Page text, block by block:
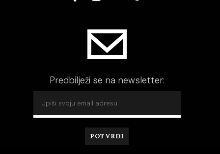
Predbilježi se na newsletter: